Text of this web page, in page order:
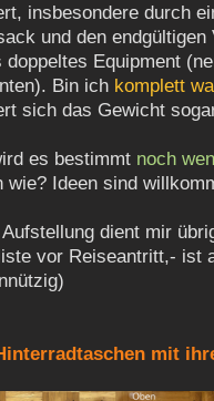
insbesondere durch
und den endgültigen
doppeltes Equipment
Bin ich komplett
sich das Gewicht
es bestimmt noch
wie? Ideen sind
dient mir
vor Reiseantritt,- ist
mit